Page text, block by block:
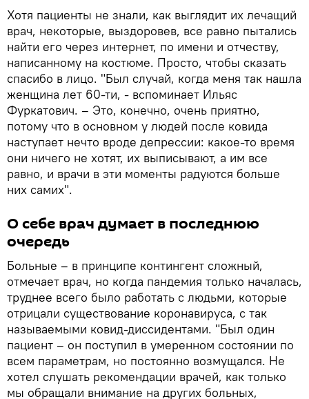
Хотя пациенты не знали, как выглядит их лечащий
врач, некоторые, выздоровев, все равно пытались
найти его через интернет, по имени и отчеству,
написанному на костюме. Просто, чтобы сказать
спасибо в лицо. "Был случай, когда меня так нашла
женщина лет 60-ти, - вспоминает Ильяс
Фуркатович. – Это, конечно, очень приятно,
потому что в основном у людей после ковида
наступает нечто вроде депрессии: какое-то время
они ничего не хотят, их выписывают, а им все
равно, и врачи в эти моменты радуются больше
них самих".
О себе врач думает в последнюю
очередь
Больные – в принципе контингент сложный,
отмечает врач, но когда пандемия только началась,
труднее всего было работать с людьми, которые
отрицали существование коронавируса, с так
называемыми ковид-диссидентами. "Был один
пациент – он поступил в умеренном состоянии по
всем параметрам, но постоянно возмущался. Не
хотел слушать рекомендации врачей, как только
мы обращали внимание на других больных,